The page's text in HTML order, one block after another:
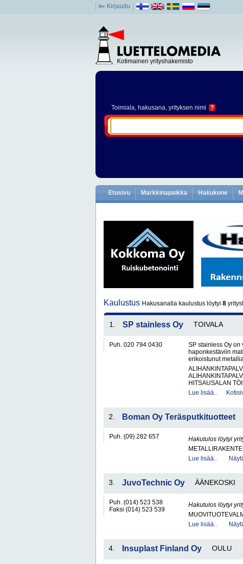
Kirjaudu
Kotimainen yrityshakemisto
Toimiala, hakusana, yrityksen nimi ?
Etusivu Markkinapaikka Hakukone
Kaulustus Hakusanalla kaulustus löytyi 8
1. SP stainless Oy TOIVALA
Puh. 020 794 0430
SP stainless Oy
haponkestäviin
erikoistunut
HITSAUSALAN
Lue lisää..
2. Boman Oy Teräsputkituotteet
Puh. (09) 282 657
Hakutulos löytyi
Lue lisää..
3. JuvoTechnic Oy ÄÄNEKOSKI
Puh. (014) 523 538
Faksi (014) 523 539
Hakutulos löytyi
Lue lisää..
4. Insuplast Finland Oy OULU